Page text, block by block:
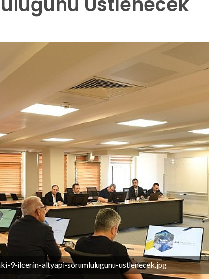
9-ilcenin-altyapi-sorumlulugunu-ustlenecek.jpg